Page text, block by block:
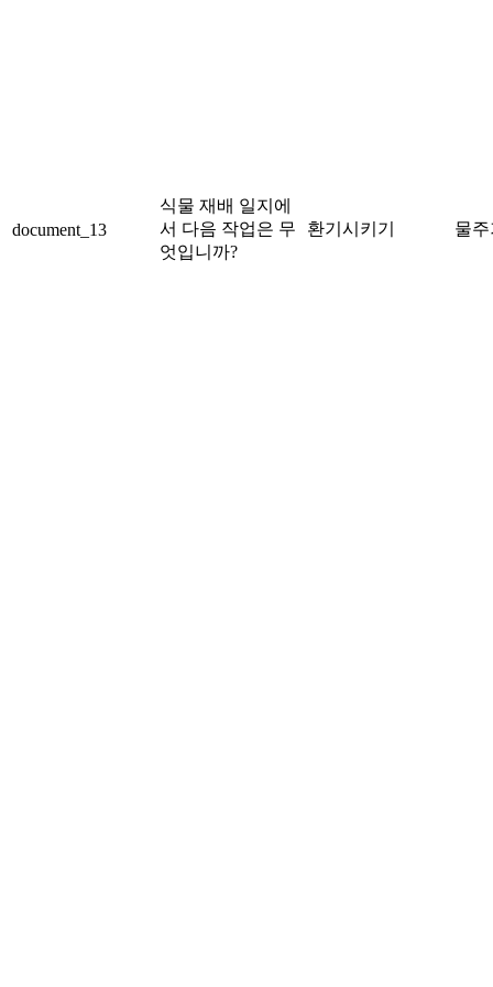
document_13
식물 재배 일지에
서 다음 작업은 무
엇입니까?
환기시키기 물